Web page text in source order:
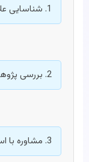
1. شناسایی علایق و حوزه‌های تخصصی
2. بررسی پژوهش‌های پیشین و شکاف‌های موجود
3. مشاوره با اساتید و متخصصین (گسترش ایده)